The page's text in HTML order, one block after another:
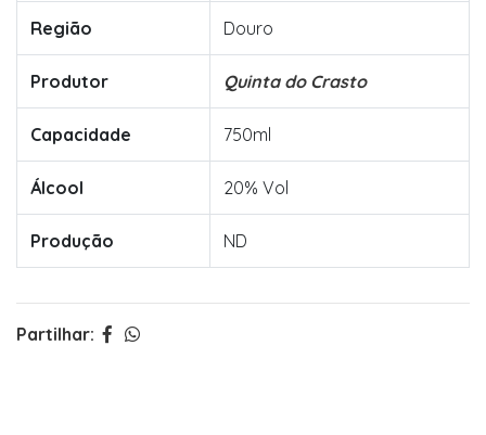
Região Douro
Produtor Quinta do Crasto
Capacidade 750ml
Álcool 20% Vol
Produção ND
Partilhar: